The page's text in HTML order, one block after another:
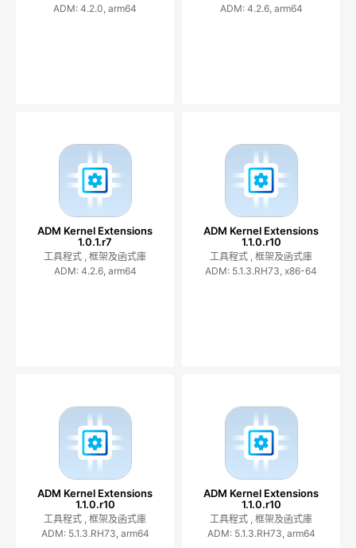
ADM: 4.2.0, arm64 ADM: 4.2.6, arm64
ADM Kernel Extensions
1.0.1.r7
工具程式 , 框架及函式庫
ADM: 4.2.6, arm64
ADM Kernel Extensions
1.1.0.r10
工具程式 , 框架及函式庫
ADM: 5.1.3.RH73, x86-64
ADM Kernel Extensions
1.1.0.r10
工具程式 , 框架及函式庫
ADM: 5.1.3.RH73, arm64
ADM Kernel Extensions
1.1.0.r10
工具程式 , 框架及函式庫
ADM: 5.1.3.RH73, arm64